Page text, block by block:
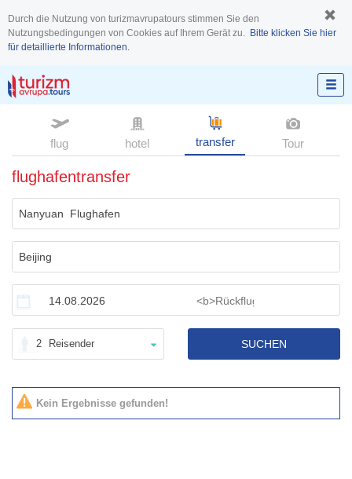
Durch die Nutzung von turizmavrupatours stimmen Sie den
Nutzungsbedingungen von Cookies auf Ihrem Gerät zu. Bitte klicken Sie hier
für detaillierte Informationen.
flug hotel transfer Tour
flughafentransfer
2 Reisender SUCHEN
Kein Ergebnisse gefunden!